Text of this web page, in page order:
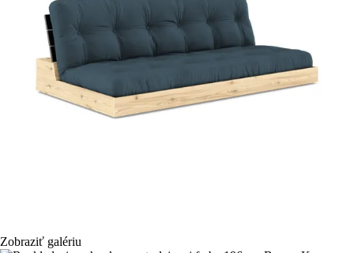
Zobraziť galériu